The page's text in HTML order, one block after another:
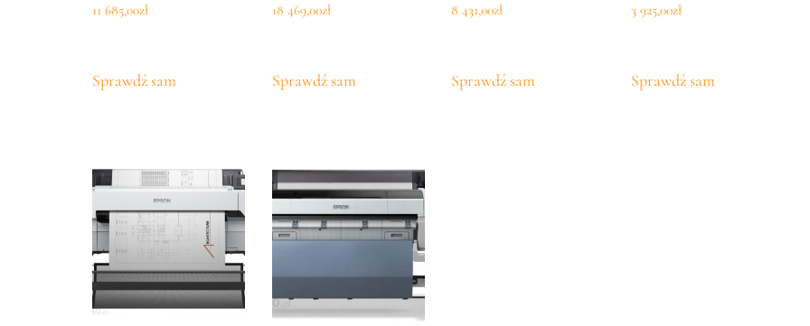
11 685,00zł
Sprawdź sam
18 469,00zł
Sprawdź sam
8 431,00zł
Sprawdź sam
3 925,00zł
Sprawdź sam